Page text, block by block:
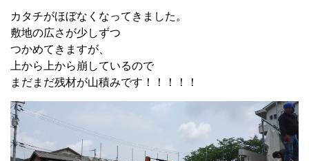
カタチがほぼなくなってきました。
敷地の広さが少しずつ
つかめてきますが、
上から上から崩しているので
まだまだ残材が山積みです！！！！！